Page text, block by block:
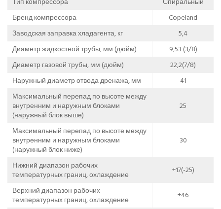
Бренд компрессора
Copeland
Заводская заправка хладагента, кг
5,4
Диаметр жидкостной трубы, мм (дюйм)
9,53 (3/8)
Диаметр газовой трубы, мм (дюйм)
22,2(7/8)
Наружный диаметр отвода дренажа, мм
41
Максимальный перепад по высоте между
внутренним и наружным блоками
(наружный блок выше)
25
Максимальный перепад по высоте между
внутренним и наружным блоками
(наружный блок ниже)
30
Нижний диапазон рабочих
температурных границ, охлаждение
+17(-25)
Верхний диапазон рабочих
температурных границ, охлаждение
+46